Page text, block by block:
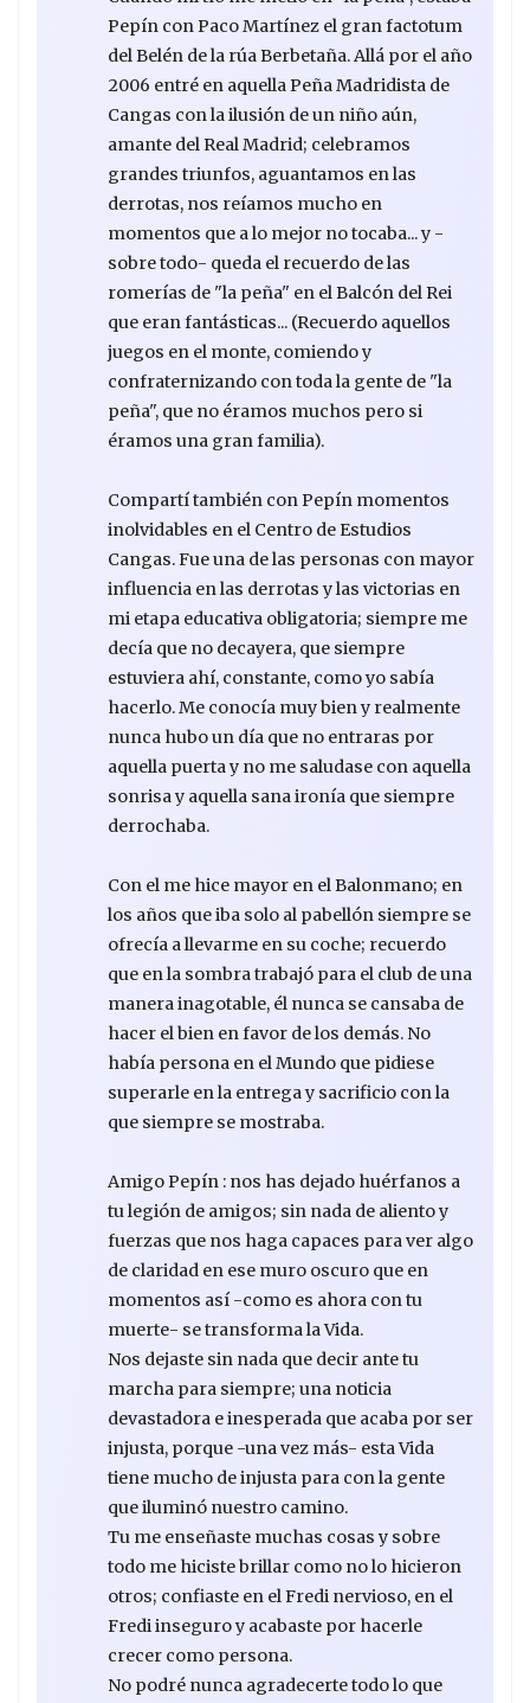
Pepín con Paco Martínez el gran factotum
del Belén de la rúa Berbetaña. Allá por el año
2006 entré en aquella Peña Madridista de
Cangas con la ilusión de un niño aún,
amante del Real Madrid; celebramos
grandes triunfos, aguantamos en las
derrotas, nos reíamos mucho en
momentos que a lo mejor no tocaba... y -
sobre todo- queda el recuerdo de las
romerías de "la peña" en el Balcón del Rei
que eran fantásticas... (Recuerdo aquellos
juegos en el monte, comiendo y
confraternizando con toda la gente de "la
peña", que no éramos muchos pero si
éramos una gran familia).
Compartí también con Pepín momentos
inolvidables en el Centro de Estudios
Cangas. Fue una de las personas con mayor
influencia en las derrotas y las victorias en
mi etapa educativa obligatoria; siempre me
decía que no decayera, que siempre
estuviera ahí, constante, como yo sabía
hacerlo. Me conocía muy bien y realmente
nunca hubo un día que no entraras por
aquella puerta y no me saludase con aquella
sonrisa y aquella sana ironía que siempre
derrochaba.
Con el me hice mayor en el Balonmano; en
los años que iba solo al pabellón siempre se
ofrecía a llevarme en su coche; recuerdo
que en la sombra trabajó para el club de una
manera inagotable, él nunca se cansaba de
hacer el bien en favor de los demás. No
había persona en el Mundo que pidiese
superarle en la entrega y sacrificio con la
que siempre se mostraba.
Amigo Pepín : nos has dejado huérfanos a
tu legión de amigos; sin nada de aliento y
fuerzas que nos haga capaces para ver algo
de claridad en ese muro oscuro que en
momentos así -como es ahora con tu
muerte- se transforma la Vida.
Nos dejaste sin nada que decir ante tu
marcha para siempre; una noticia
devastadora e inesperada que acaba por ser
injusta, porque -una vez más- esta Vida
tiene mucho de injusta para con la gente
que iluminó nuestro camino.
Tu me enseñaste muchas cosas y sobre
todo me hiciste brillar como no lo hicieron
otros; confiaste en el Fredi nervioso, en el
Fredi inseguro y acabaste por hacerle
crecer como persona.
No podré nunca agradecerte todo lo que